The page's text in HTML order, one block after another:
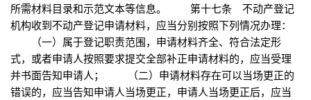
所需材料目录和示范文本等信息。 第十七条 不动产登记
机构收到不动产登记申请材料，应当分别按照下列情况办理：
（一）属于登记职责范围，申请材料齐全、符合法定形
式，或者申请人按照要求提交全部补正申请材料的，应当受理
并书面告知申请人； （二）申请材料存在可以当场更正的
错误的，应当告知申请人当场更正，申请人当场更正后，应当